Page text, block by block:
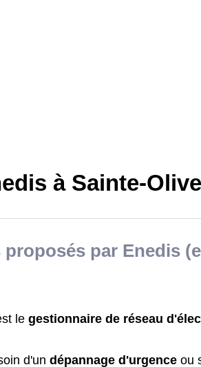
à Sainte-
par Enedis
le gestionnaire de réseau
d'un dépannage d'urgence ou